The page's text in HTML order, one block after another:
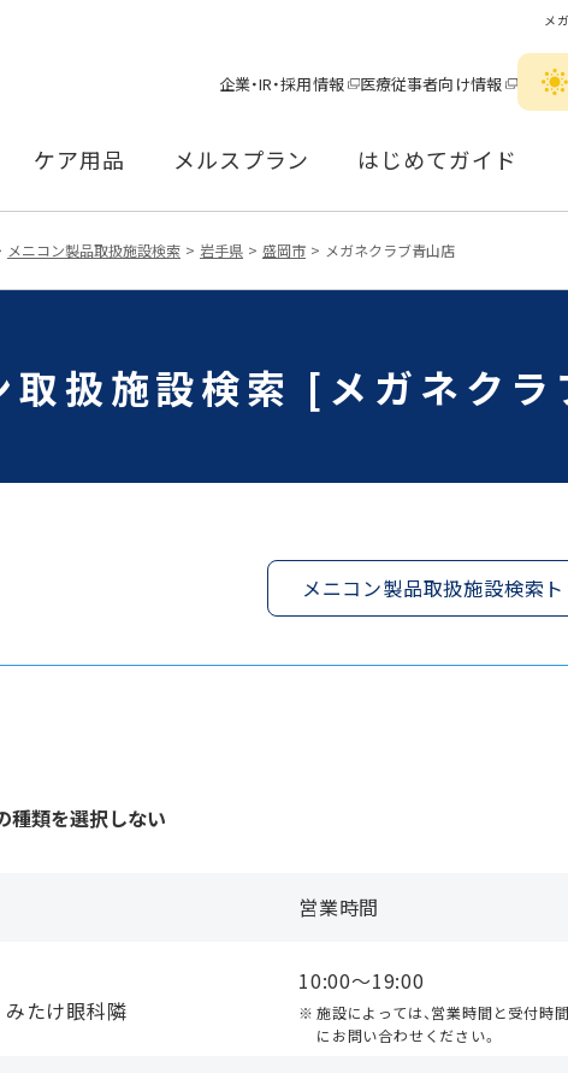
メ
企業・IR・採用情報 医療従事者向け情報
ケア用品 メルスプラン はじめてガイド
メニコン製品取扱施設検索 岩手県 盛岡市 メガネクラブ青山店
取扱施設検索 [メガネク
メニコン製品取扱施設検索
種類を選択しない
たけ眼科隣
営業時間
10:00〜19:00
施設によっては、営業時間と受付時
にお問い合わせください。